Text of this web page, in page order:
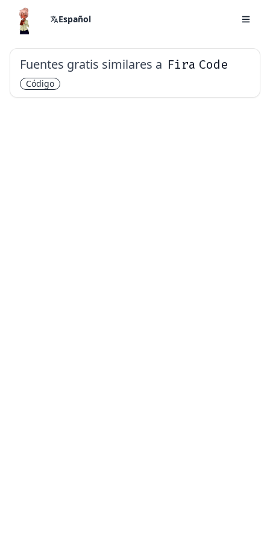
Español
Fuentes gratis similares a Fira Code
Código